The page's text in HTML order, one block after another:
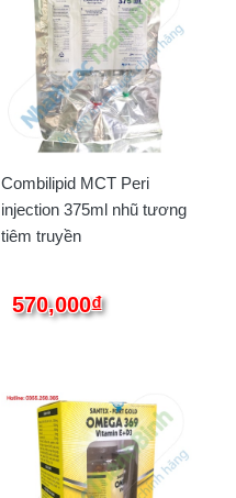
Combilipid MCT Peri
injection 375ml nhũ tương
tiêm truyền
570,000₫